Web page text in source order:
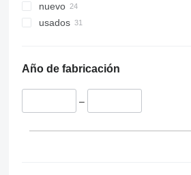
nuevo
usados
Año de fabricación
–